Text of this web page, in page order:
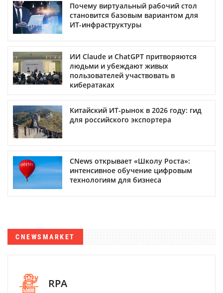
Почему виртуальный рабочий стол
становится базовым вариантом для
ИТ-инфраструктуры
ИИ Claude и ChatGPT притворяются
людьми и убеждают живых
пользователей участвовать в
кибератаках
Китайский ИТ-рынок в 2026 году: гид
для российского экспортера
CNews открывает «Школу Роста»:
интенсивное обучение цифровым
технологиям для бизнеса
CNEWSMARKET
RPA